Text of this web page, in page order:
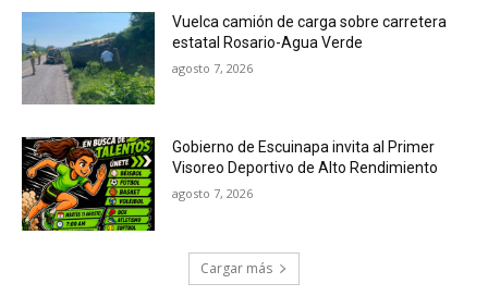
Vuelca camión de carga sobre carretera
estatal Rosario-Agua Verde
agosto 7, 2026
Gobierno de Escuinapa invita al Primer
Visoreo Deportivo de Alto Rendimiento
agosto 7, 2026
Cargar más